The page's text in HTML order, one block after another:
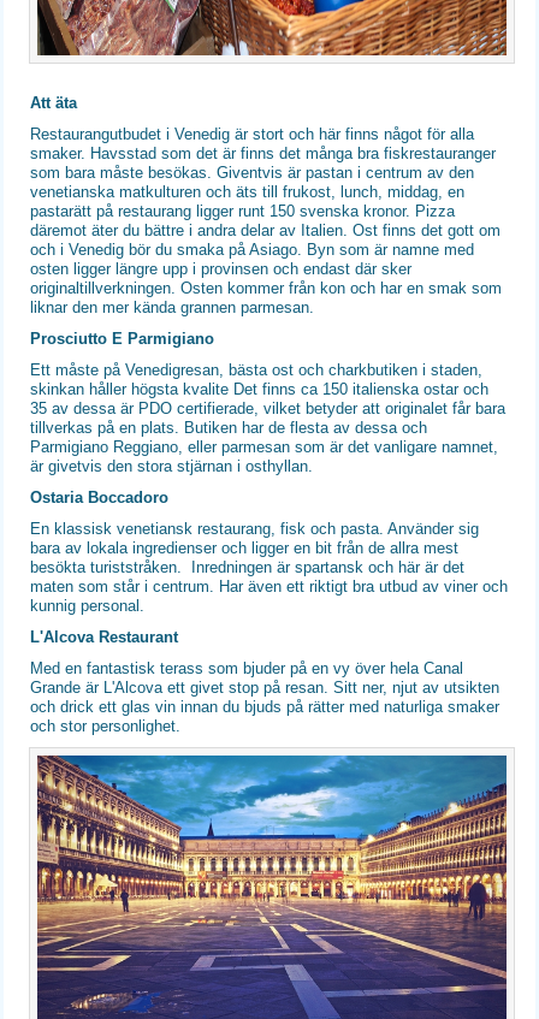
Att äta
Restaurangutbudet i Venedig är stort och här finns något för alla
smaker. Havsstad som det är finns det många bra fiskrestauranger
som bara måste besökas. Giventvis är pastan i centrum av den
venetianska matkulturen och äts till frukost, lunch, middag, en
pastarätt på restaurang ligger runt 150 svenska kronor. Pizza
däremot äter du bättre i andra delar av Italien. Ost finns det gott om
och i Venedig bör du smaka på Asiago. Byn som är namne med
osten ligger längre upp i provinsen och endast där sker
originaltillverkningen. Osten kommer från kon och har en smak som
liknar den mer kända grannen parmesan.
Prosciutto E Parmigiano
Ett måste på Venedigresan, bästa ost och charkbutiken i staden,
skinkan håller högsta kvalite Det finns ca 150 italienska ostar och
35 av dessa är PDO certifierade, vilket betyder att originalet får bara
tillverkas på en plats. Butiken har de flesta av dessa och
Parmigiano Reggiano, eller parmesan som är det vanligare namnet,
är givetvis den stora stjärnan i osthyllan.
Ostaria Boccadoro
En klassisk venetiansk restaurang, fisk och pasta. Använder sig
bara av lokala ingredienser och ligger en bit från de allra mest
besökta turiststråken. Inredningen är spartansk och här är det
maten som står i centrum. Har även ett riktigt bra utbud av viner och
kunnig personal.
L'Alcova Restaurant
Med en fantastisk terass som bjuder på en vy över hela Canal
Grande är L'Alcova ett givet stop på resan. Sitt ner, njut av utsikten
och drick ett glas vin innan du bjuds på rätter med naturliga smaker
och stor personlighet.